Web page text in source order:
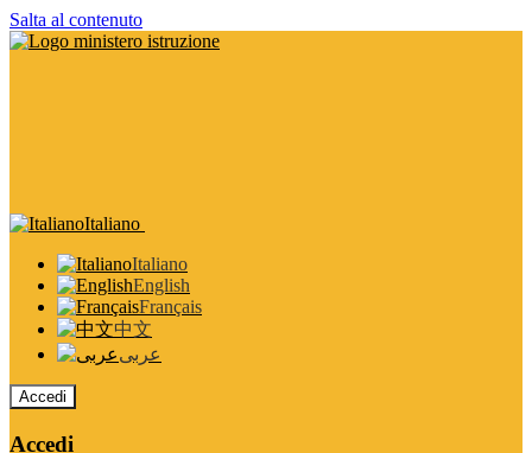
Salta al contenuto
Italiano
Italiano
English
Français
中文
عربى
Accedi
Accedi